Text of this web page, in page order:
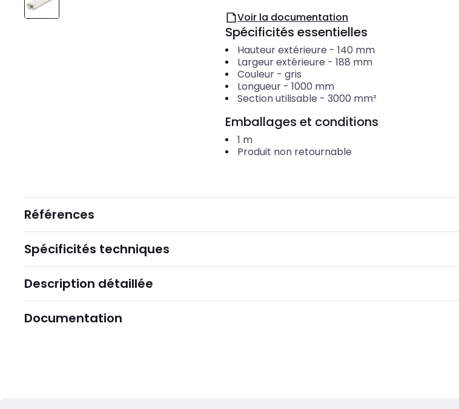
Voir la documentation
Spécificités essentielles
Hauteur extérieure - 140 mm
Largeur extérieure - 188 mm
Couleur- gris
Longueur- 1000 mm
Section utilisable - 3000 mm²
Emballages et conditions
1 m
Produit non retournable
Références
Spécificités techniques
Description détaillée
Documentation